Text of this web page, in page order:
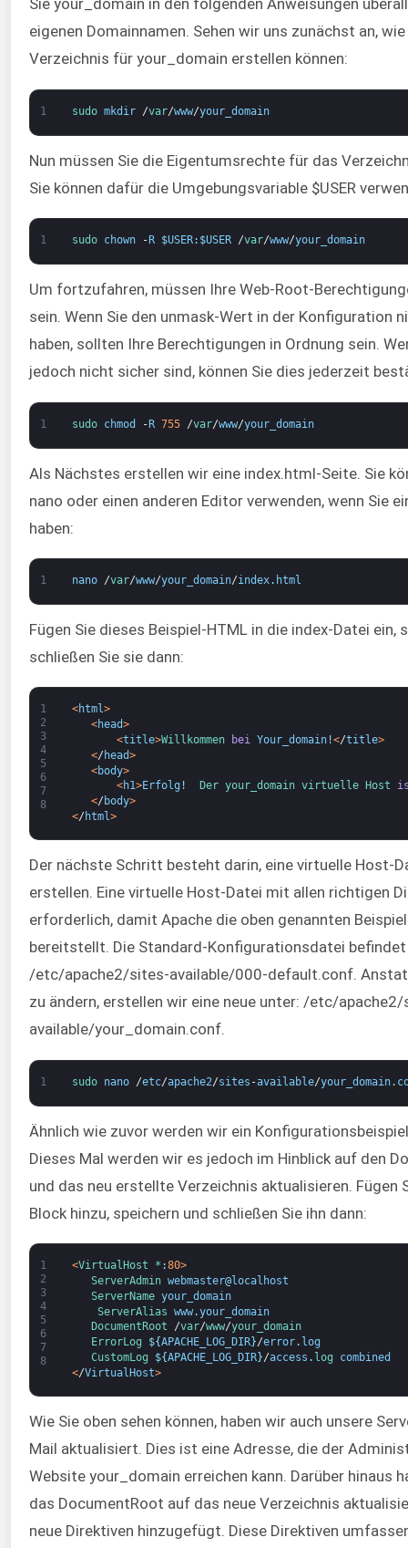
Sie your_domain in den folgenden Anweisungen
eigenen Domainnamen. Sehen wir uns zunächst an,
Verzeichnis für your_domain erstellen können:
1 sudo mkdir /var/www/your_domain
Nun müssen Sie die Eigentumsrechte für das
Sie können dafür die Umgebungsvariable $USER
1 sudo chown - R $USER: $USER /var/www/your_domain
Um fortzufahren, müssen Ihre Web-Root-
sein. Wenn Sie den unmask-Wert in der Konfiguration
haben, sollten Ihre Berechtigungen in Ordnung sein.
jedoch nicht sicher sind, können Sie dies jederzeit
1 sudo chmod -R 755 /var/www/your_domain
Als Nächstes erstellen wir eine index.html-Seite. Sie
nano oder einen anderen Editor verwenden, wenn Sie
haben:
1 nano /var/www/your_domain/index. html
Fügen Sie dieses Beispiel-HTML in die index-Datei ein,
schließen Sie sie dann:
1
2
3
4
5
6
7
8
<html>
<head>
<title>Willkommen bei Your_domain!</title>
</ head>
<body>
<h1>Erfolg ! Der your_domain virtuelle Host
</ body>
</ html>
Der nächste Schritt besteht darin, eine virtuelle Host-
erstellen. Eine virtuelle Host-Datei mit allen richtigen
erforderlich, damit Apache die oben genannten
bereitstellt. Die Standard-Konfigurationsdatei
/etc/apache2/sites-available/000-default.conf.
zu ändern, erstellen wir eine neue unter: /etc/
available/your_domain.conf.
1 sudo nano /etc/apache2/sites -available/your_domain.
Ähnlich wie zuvor werden wir ein
Dieses Mal werden wir es jedoch im Hinblick auf den
und das neu erstellte Verzeichnis aktualisieren. Fügen
Block hinzu, speichern und schließen Sie ihn dann:
1
2
3
4
5
6
7
8
<VirtualHost * :80>
ServerAdmin webmaster@localhost
ServerName your_domain
ServerAlias www.your_domain
DocumentRoot
/var/www/your_domain
ErrorLog
${APACHE_LOG_DIR}/error. log
CustomLog
${APACHE_LOG_DIR}/access . log
combined
</VirtualHost>
Wie Sie oben sehen können, haben wir auch unsere
Mail aktualisiert. Dies ist eine Adresse, die der
Website your_domain erreichen kann. Darüber hinaus
das DocumentRoot auf das neue Verzeichnis
neue Direktiven hinzugefügt. Diese Direktiven